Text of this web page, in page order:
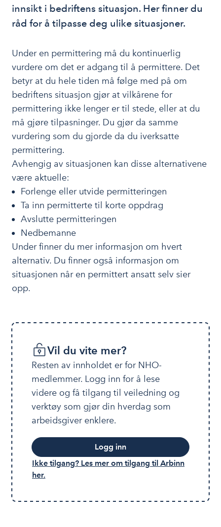
innsikt i bedriftens situasjon. Her finner du
råd for å tilpasse deg ulike situasjoner.
Under en permittering må du kontinuerlig
vurdere om det er adgang til å permittere. Det
betyr at du hele tiden må følge med på om
bedriftens situasjon gjør at vilkårene for
permittering ikke lenger er til stede, eller at du
må gjøre tilpasninger. Du gjør da samme
vurdering som du gjorde da du iverksatte
permittering.
Avhengig av situasjonen kan disse alternativene
være aktuelle:
Forlenge eller utvide permitteringen
Ta inn permitterte til korte oppdrag
Avslutte permitteringen
Nedbemanne
Under finner du mer informasjon om hvert
alternativ. Du finner også informasjon om
situasjonen når en permittert ansatt selv sier
opp.
Vil du vite mer?
Resten av innholdet er for NHO-
medlemmer. Logg inn for å lese
videre og få tilgang til veiledning og
verktøy som gjør din hverdag som
arbeidsgiver enklere.
Logg inn
Ikke tilgang? Les mer om tilgang til Arbinn
her.